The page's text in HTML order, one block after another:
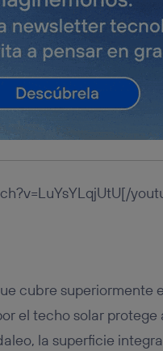
cubre superiormente
el techo solar protege
la superficie